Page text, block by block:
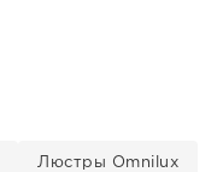
Люстры Omnilux